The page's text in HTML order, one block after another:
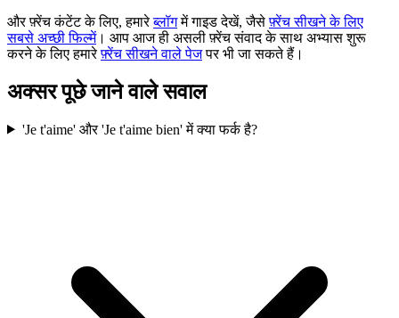
और फ़्रेंच कंटेंट के लिए, हमारेब्लॉगमें गाइड देखें, जैसेफ़्रेंच सीखने के लिए
सबसे अच्छी फिल्में। आप आज ही असली फ़्रेंच संवाद के साथ अभ्यास शुरू
करने के लिए हमारेफ़्रेंच सीखने वाले पेजपर भी जा सकते हैं।
अक्सर पूछे जाने वाले सवाल
'Je t'aime' और 'Je t'aime bien' में क्या फर्क है?